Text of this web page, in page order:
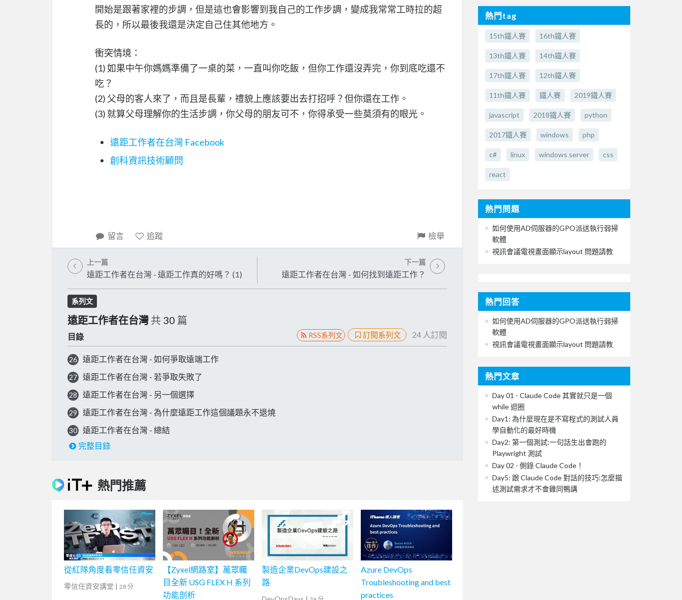
開始是跟著家裡的步調，但是這也會影響到我自己的工作步調，變成我常常工時拉的超
長的，所以最後我還是決定自己住其他地方。
衝突情境：
(1) 如果中午你媽媽準備了一桌的菜，一直叫你吃飯，但你工作還沒弄完，你到底吃還不
吃？
(2) 父母的客人來了，而且是長輩，禮貌上應該要出去打招呼？但你還在工作。
(3) 就算父母理解你的生活步調，你父母的朋友可不，你得承受一些莫須有的眼光。
遠距工作者在台灣 Facebook
創科資訊技術顧問
留言 追蹤 檢舉
上一篇
遠距工作者在台灣 - 遠距工作真的好嗎？ (1)
下一篇
遠距工作者在台灣 - 如何找到遠距工作？
系列文
遠距工作者在台灣 共 30 篇
目錄 RSS系列文 訂閱系列文 24 人訂閱
26 遠距工作者在台灣 - 如何爭取遠端工作
27 遠距工作者在台灣 - 若爭取失敗了
28 遠距工作者在台灣 - 另一個選擇
29 遠距工作者在台灣 - 為什麼遠距工作這個議題永不退燒
30
遠距工作者在台灣 - 總結
完整目錄
熱門推薦
從紅隊角度看零信任資安
零信任資安講堂 | 28 分
【Zyxel網路室】萬眾矚
目全新 USG FLEX H 系列
功能剖析
製造企業DevOps建設之
路
Azure DevOps
Troubleshooting and best
practices
熱門tag
15th鐵人賽 16th鐵人賽
13th鐵人賽 14th鐵人賽
17th鐵人賽 12th鐵人賽
11th鐵人賽 鐵人賽 2019鐵人賽
javascript 2018鐵人賽 python
2017鐵人賽 windows php
c# linux windows server css
react
熱門問題
如何使用AD伺服器的GPO派送執行弱掃
軟體
視訊會議電視畫面顯示layout 問題請教
熱門回答
如何使用AD伺服器的GPO派送執行弱掃
軟體
視訊會議電視畫面顯示layout 問題請教
熱門文章
Day 01 - Claude Code 其實就只是一個
while 迴圈
Day1: 為什麼現在是不寫程式的測試人員
學自動化的最好時機
Day2: 第一個測試:一句話生出會跑的
Playwright 測試
Day 02 - 側錄 Claude Code！
Day5: 跟 Claude Code 對話的技巧:怎麼描
述測試需求才不會雞同鴨講